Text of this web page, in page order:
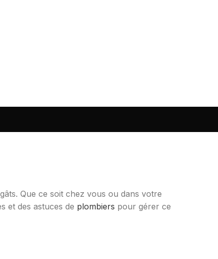
Que ce soit chez vous ou dans votre
et des astuces de plombiers pour gérer ce